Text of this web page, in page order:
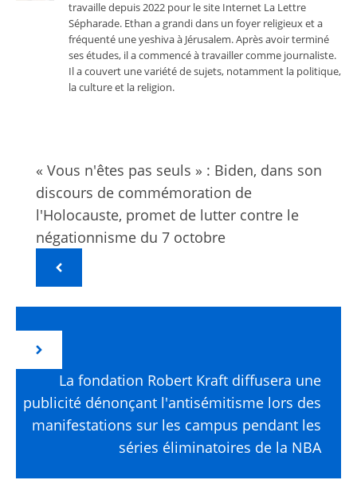
travaille depuis 2022 pour le site Internet La Lettre
Sépharade. Ethan a grandi dans un foyer religieux et a
fréquenté une yeshiva à Jérusalem. Après avoir terminé
ses études, il a commencé à travailler comme journaliste.
Il a couvert une variété de sujets, notamment la politique,
la culture et la religion.
« Vous n'êtes pas seuls » : Biden, dans son
discours de commémoration de
l'Holocauste, promet de lutter contre le
négationnisme du 7 octobre
La fondation Robert Kraft diffusera une
publicité dénonçant l'antisémitisme lors des
manifestations sur les campus pendant les
séries éliminatoires de la NBA